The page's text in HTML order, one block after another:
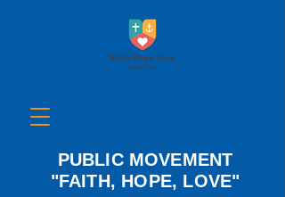
PUBLIC MOVEMENT
"FAITH, HOPE, LOVE"